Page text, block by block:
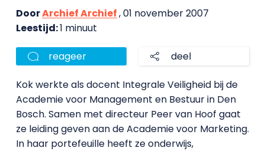
DoorArchief Archief, 01 november 2007
Leestijd:1 minuut
reageer deel
Kok werkte als docent Integrale Veiligheid bij de
Academie voor Management en Bestuur in Den
Bosch. Samen met directeur Peer van Hoof gaat
ze leiding geven aan de Academie voor Marketing.
In haar portefeuille heeft ze onderwijs,